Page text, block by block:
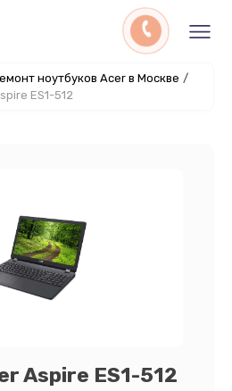
ноутбуков Acer в Москве /
ES1-512
Aspire ES1-512